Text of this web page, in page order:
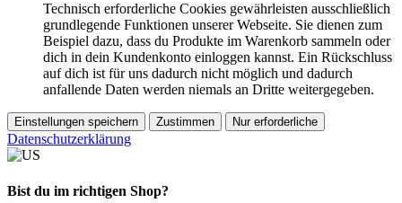
Technisch erforderliche Cookies gewährleisten ausschließlich
grundlegende Funktionen unserer Webseite. Sie dienen zum
Beispiel dazu, dass du Produkte im Warenkorb sammeln oder
dich in dein Kundenkonto einloggen kannst. Ein Rückschluss
auf dich ist für uns dadurch nicht möglich und dadurch
anfallende Daten werden niemals an Dritte weitergegeben.
Einstellungen speichern Zustimmen Nur erforderliche
Datenschutzerklärung
Bist du im richtigen Shop?